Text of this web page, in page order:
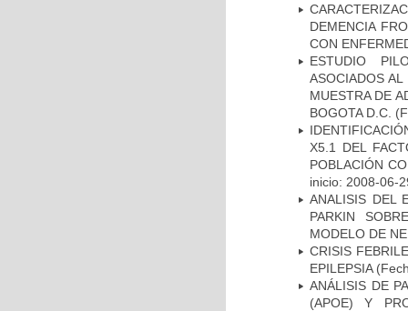
DEMENCIA
CON
ESTUDIO
ASOCIADOS
MUESTRA DE
BOGOTA D.C.
X5.1 DEL
POBLACIÓN
inicio: 2008-06-
ANALISIS DEL
PARKIN
MODELO DE
CRISIS
EPILEPSIA
ANÁLISIS DE
(APOE) Y